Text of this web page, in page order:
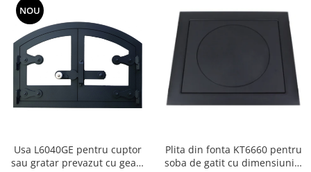
NOU
Usa L6040GE pentru cuptor
sau gratar prevazut cu geam
Plita din fonta KT6660 pentru
soba de gatit cu dimensiunile